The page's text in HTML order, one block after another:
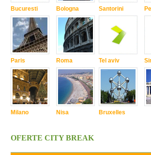
Bucuresti
Paris
Milano
Bologna
Roma
Nisa
Santorini
Tel aviv
Bruxelles
OFERTE CITY BREAK